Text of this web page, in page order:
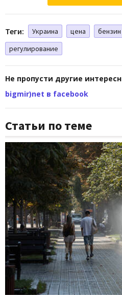
Теги: Украина цена бензин
регулирование
Не пропусти другие
bigmir)net в facebook
Статьи по теме